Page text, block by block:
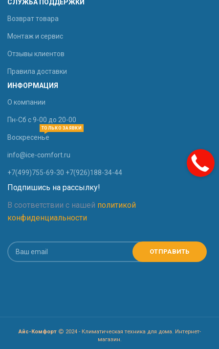
СЛУЖБА ПОДДЕРЖКИ
Возврат товара
Монтаж и сервис
Отзывы клиентов
Правила доставки
ИНФОРМАЦИЯ
О компании
Пн-Сб с 9-00 до 20-00
Воскресенье
ТОЛЬКО ЗАЯВКИ
info@ice-comfort.ru
+7(499)755-69-30 +7(926)188-34-44
Подпишись на рассылку!
В соответствии с нашей политикой
конфиденциальности
Айс-Комфорт
2024 - Климатическая техника для дома. Интернет-
магазин.